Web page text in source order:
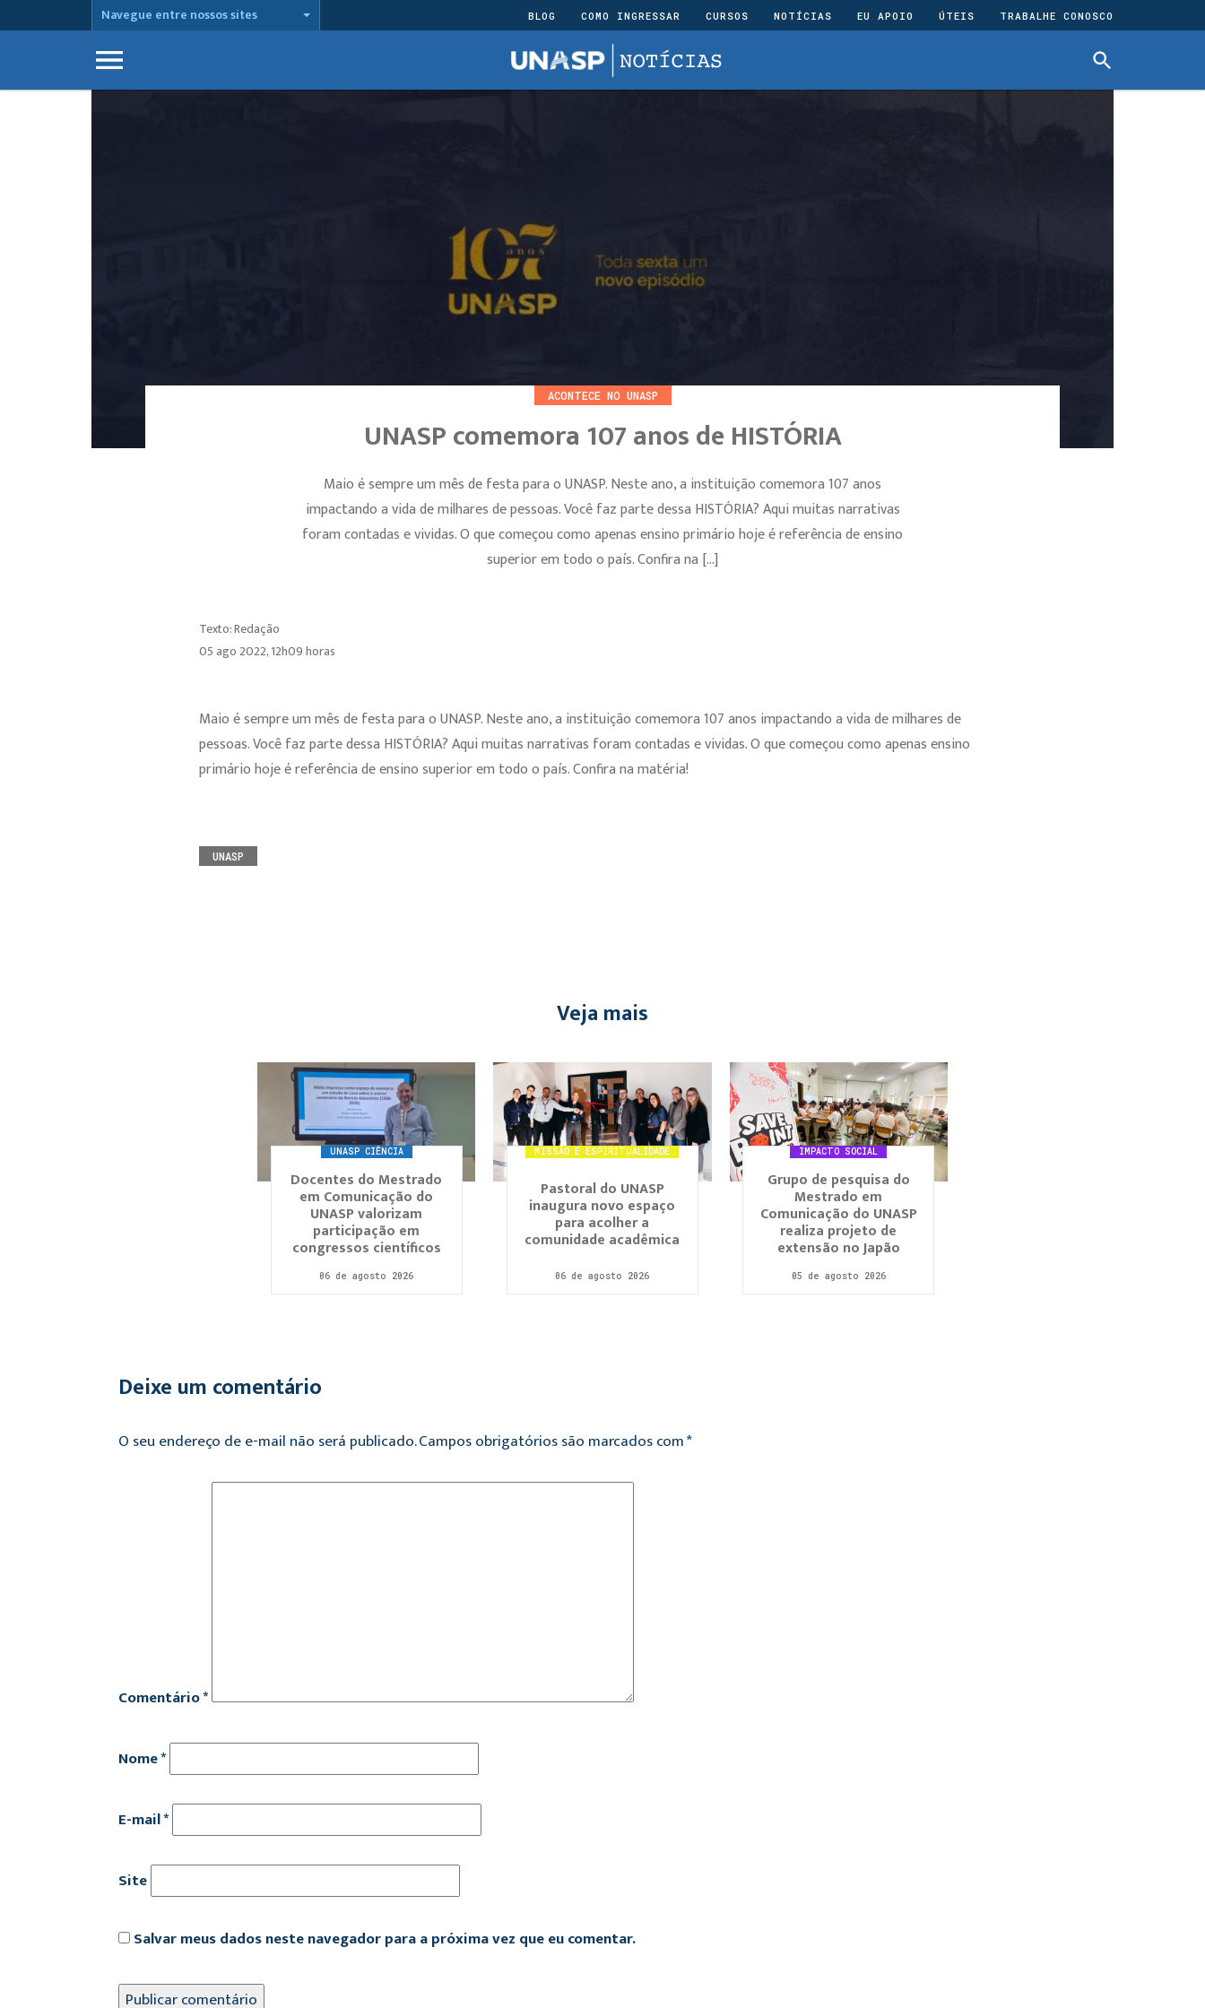
Navegue entre nossos sites BLOG COMO INGRESSAR CURSOS NOTÍCIAS EU APOIO ÚTEIS TRABALHE CONOSCO
ACONTECE NO UNASP
UNASP comemora 107 anos de HISTÓRIA
Maio é sempre um mês de festa para o UNASP. Neste ano, a instituição comemora 107 anos
impactando a vida de milhares de pessoas. Você faz parte dessa HISTÓRIA? Aqui muitas narrativas
foram contadas e vividas. O que começou como apenas ensino primário hoje é referência de ensino
superior em todo o país. Confira na […]
Texto: Redação
05 ago 2022, 12h09 horas
Maio é sempre um mês de festa para o UNASP. Neste ano, a instituição comemora 107 anos impactando a vida de milhares de
pessoas. Você faz parte dessa HISTÓRIA? Aqui muitas narrativas foram contadas e vividas. O que começou como apenas ensino
primário hoje é referência de ensino superior em todo o país. Confira na matéria!
UNASP
Veja mais
UNASP CIÊNCIA
Docentes do Mestrado
em Comunicação do
UNASP valorizam
participação em
congressos científicos
06 de agosto 2026
MISSÃO E ESPIRITUALIDADE
Pastoral do UNASP
inaugura novo espaço
para acolher a
comunidade acadêmica
06 de agosto 2026
IMPACTO SOCIAL
Grupo de pesquisa do
Mestrado em
Comunicação do UNASP
realiza projeto de
extensão no Japão
05 de agosto 2026
Deixe um comentário
O seu endereço de e-mail não será publicado. Campos obrigatórios são marcados com*
Comentário*
Nome*
E-mail*
Site
Salvar meus dados neste navegador para a próxima vez que eu comentar.